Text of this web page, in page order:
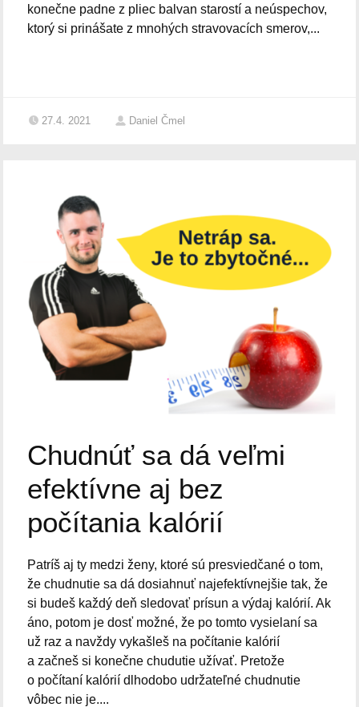
konečne padne z pliec balvan starostí a neúspechov,
ktorý si prinášate z mnohých stravovacích smerov,...
27.4. 2021 Daniel Čmel
Chudnúť sa dá veľmi
efektívne aj bez
počítania kalórií
Patríš aj ty medzi ženy, ktoré sú presviedčané o tom,
že chudnutie sa dá dosiahnuť najefektívnejšie tak, že
si budeš každý deň sledovať prísun a výdaj kalórií. Ak
áno, potom je dosť možné, že po tomto vysielaní sa
už raz a navždy vykašleš na počítanie kalórií
a začneš si konečne chudutie užívať. Pretože
o počítaní kalórií dlhodobo udržateľné chudnutie
vôbec nie je....